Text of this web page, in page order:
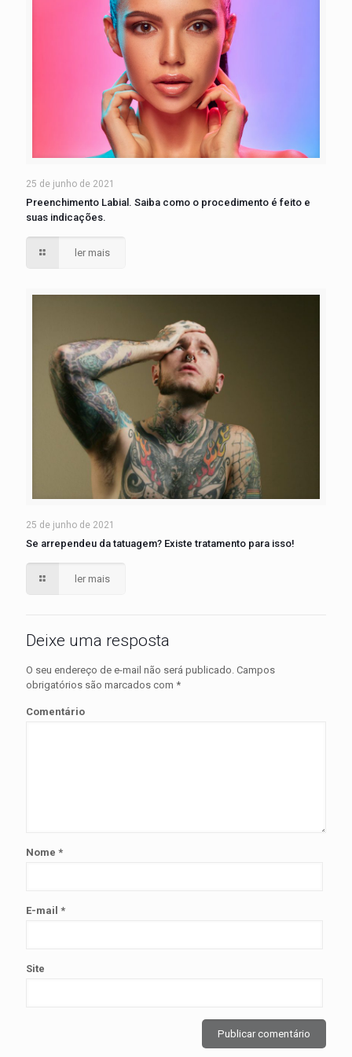
25 de junho de 2021
Preenchimento Labial. Saiba como o procedimento é feito e
suas indicações.
ler mais
25 de junho de 2021
Se arrependeu da tatuagem? Existe tratamento para isso!
ler mais
Deixe uma resposta
O seu endereço de e-mail não será publicado. Campos
obrigatórios são marcados com *
Comentário
Nome *
E-mail *
Site